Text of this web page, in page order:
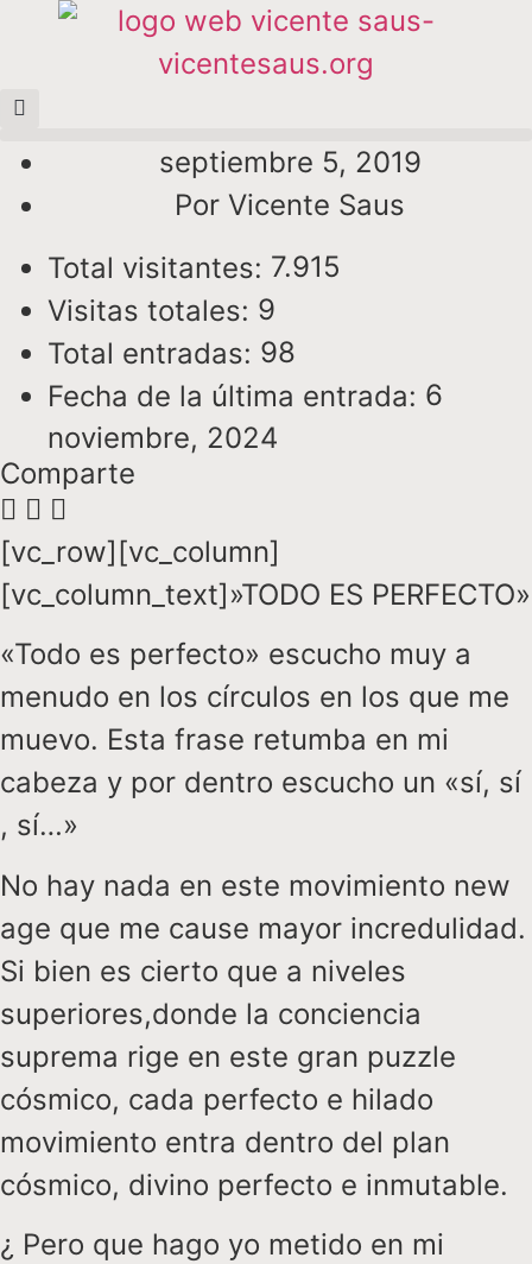
septiembre 5, 2019
Por Vicente Saus
Total visitantes: 7.915
Visitas totales: 9
Total entradas: 98
Fecha de la última entrada: 6
noviembre, 2024
Comparte
[vc_row][vc_column]
[vc_column_text]»TODO ES PERFECTO»
«Todo es perfecto» escucho muy a
menudo en los círculos en los que me
muevo. Esta frase retumba en mi
cabeza y por dentro escucho un «sí, sí
, sí…»
No hay nada en este movimiento new
age que me cause mayor incredulidad.
Si bien es cierto que a niveles
superiores,donde la conciencia
suprema rige en este gran puzzle
cósmico, cada perfecto e hilado
movimiento entra dentro del plan
cósmico, divino perfecto e inmutable.
¿ Pero que hago yo metido en mi